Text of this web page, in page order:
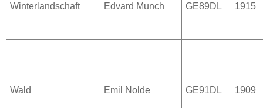
Winterlandschaft Edvard Munch GE89DL 1915
Wald Emil Nolde GE91DL 1909